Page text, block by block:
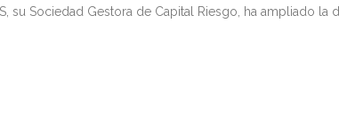
su Sociedad Gestora de Capital Riesgo, ha ampliado